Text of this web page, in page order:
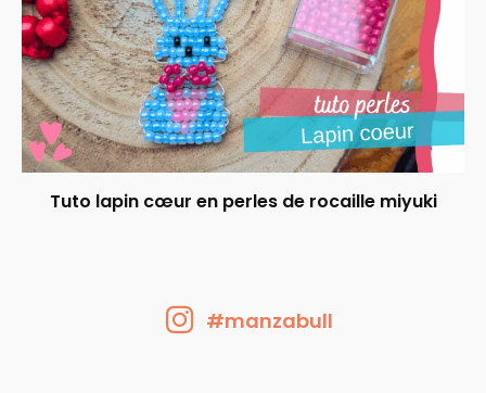
Tuto lapin cœur en perles de rocaille miyuki
#manzabull